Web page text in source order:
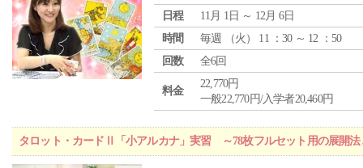
日程
11月 1日 ～ 12月 6日
時間
毎週 （火 ） 11 ：30 ～ 12 ：50
回数
全6回
料金
22,770円
一般22,770円/入学者20,460円
タロット・カードⅡ「小アルカナ」実習 ～78枚フルセット用の展開法